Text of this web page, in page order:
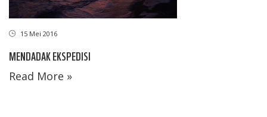
15 Mei 2016
MENDADAK EKSPEDISI
Read More »